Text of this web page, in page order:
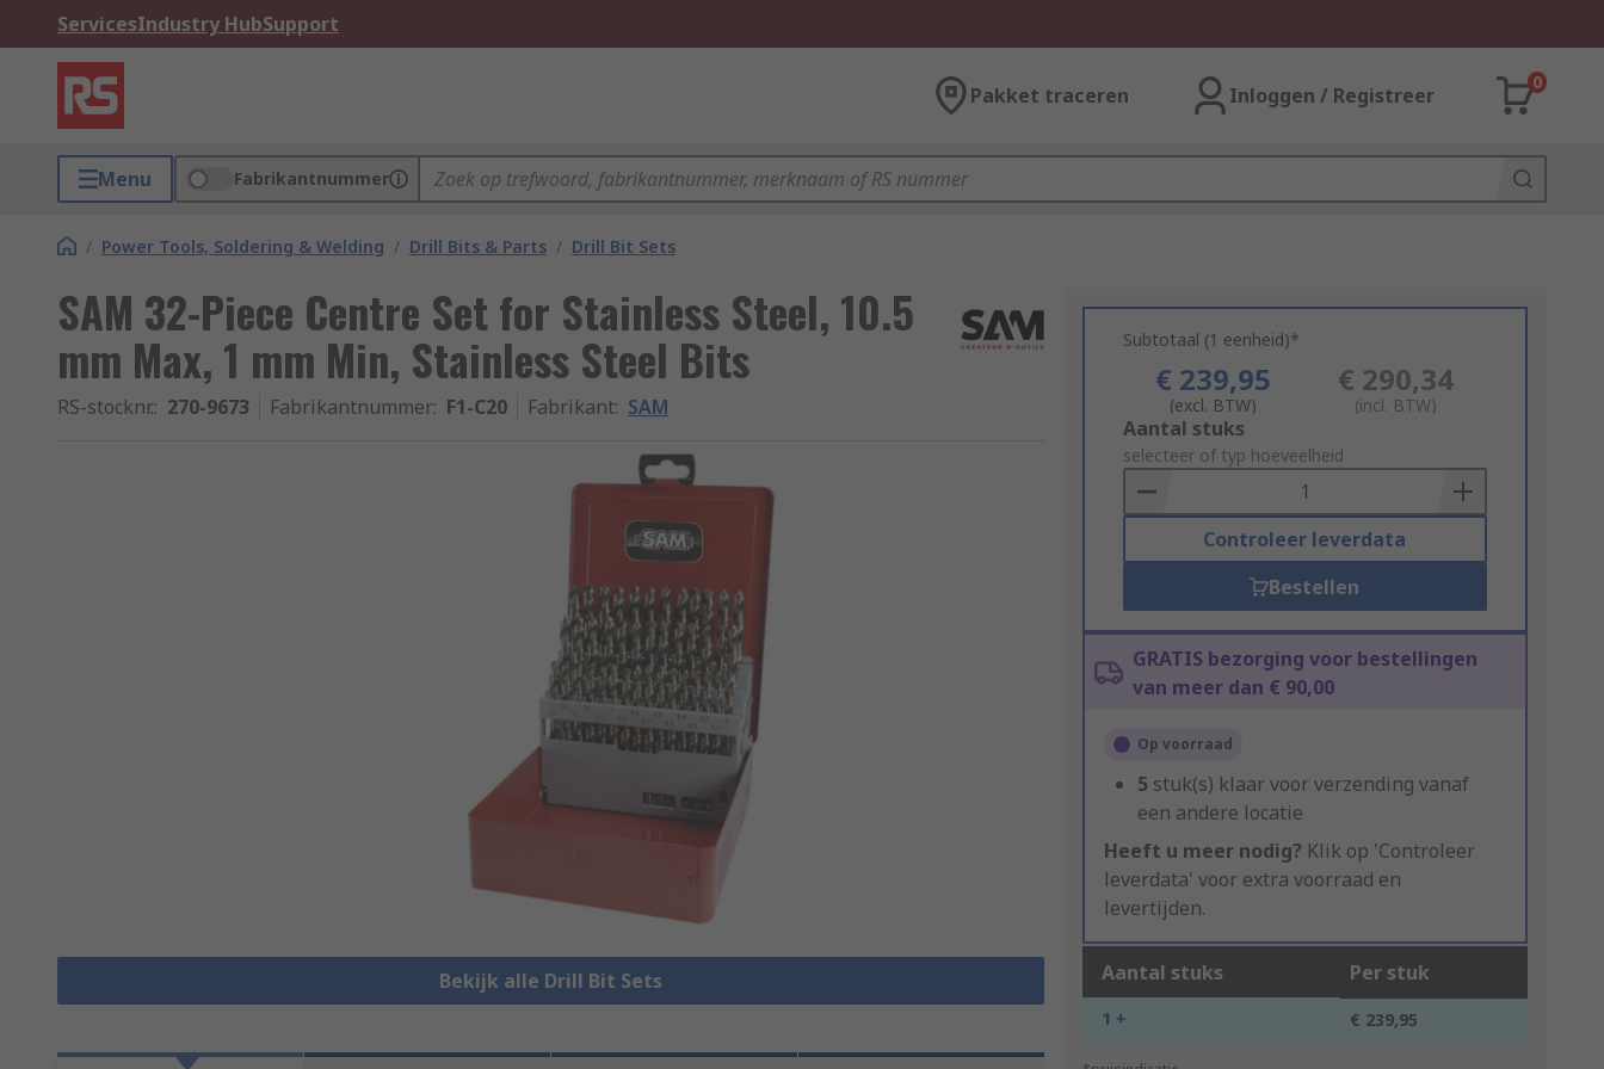
ServicesIndustry HubSupport
Pakket traceren Inloggen / Registreer
0
Menu Fabrikantnummer
/ Power Tools, Soldering & Welding / Drill Bits & Parts / Drill Bit Sets
SAM 32-Piece Centre Set for Stainless Steel, 10.5
mm Max, 1 mm Min, Stainless Steel Bits
RS-stocknr.: 270-9673 Fabrikantnummer: F1-C20 Fabrikant: SAM
Bekijk alle Drill Bit Sets
Subtotaal (1 eenheid)*
€ 239,95
(excl. BTW)
€ 290,34
(incl. BTW)
Add
to
Basket
Aantal stuks
selecteer of typ hoeveelheid
Controleer leverdata
Bestellen
GRATIS bezorging voor bestellingen
van meer dan € 90,00
Op voorraad
5 stuk(s) klaar voor verzending vanaf
een andere locatie
Heeft u meer nodig? Klik op 'Controleer
leverdata' voor extra voorraad en
levertijden.
Aantal stuks Per stuk
1 + € 239,95